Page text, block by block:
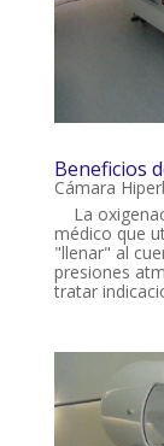
Beneficios
Cámara
La
médico que
"llenar" al
presiones
tratar